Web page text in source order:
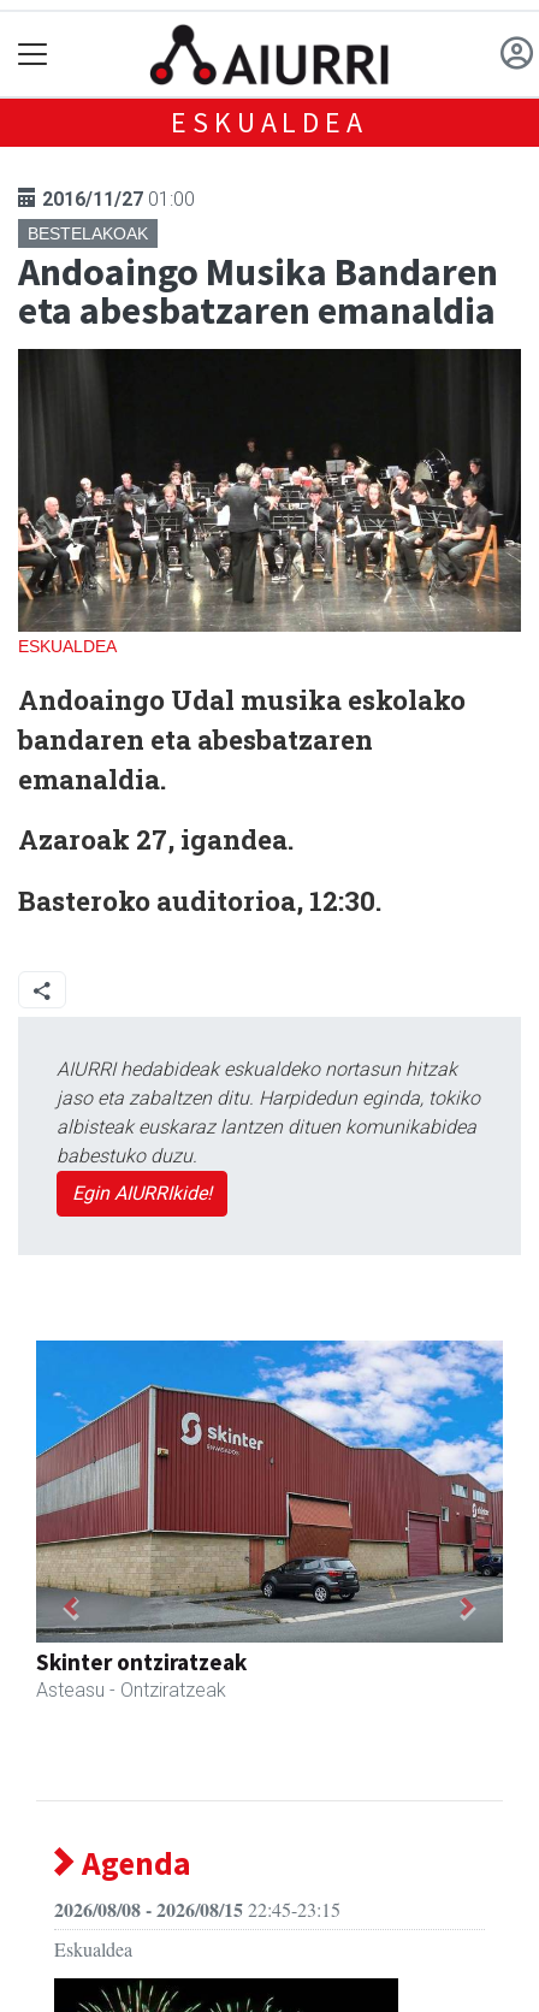
ESKUALDEA
2016/11/27 01:00
BESTELAKOAK
Andoaingo Musika Bandaren
eta abesbatzaren emanaldia
ESKUALDEA
Andoaingo Udal musika eskolako
bandaren eta abesbatzaren
emanaldia.
Azaroak 27, igandea.
Basteroko auditorioa, 12:30.
AIURRI hedabideak eskualdeko nortasun hitzak
jaso eta zabaltzen ditu. Harpidedun eginda, tokiko
albisteak euskaraz lantzen dituen komunikabidea
babestuko duzu.
Egin AIURRIkide!
Izkiriota ardoak
Andoain - Ardoak
Previous Next
Agenda
2026/08/08 - 2026/08/1522:45-23:15
Eskualdea